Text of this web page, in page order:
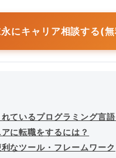
にキャリア相談する(
ているプログラミング言
に転職をするには？
なツール・フレームワーク